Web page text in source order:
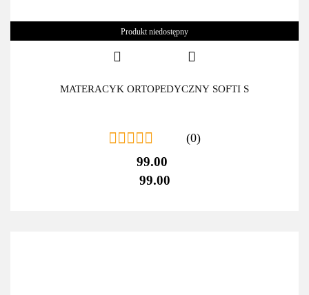
Produkt niedostępny
MATERACYK ORTOPEDYCZNY SOFTI S
(0)
99.00
99.00